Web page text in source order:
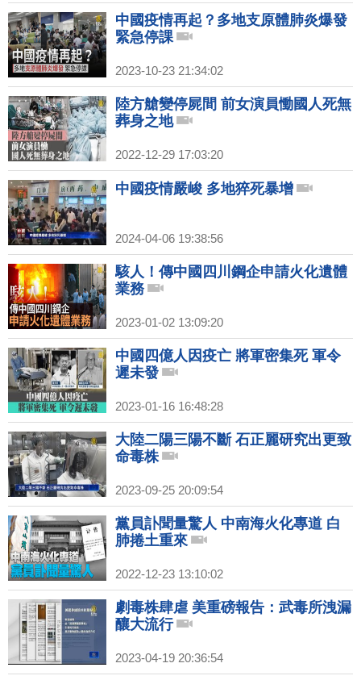
中國疫情再起？多地支原體肺炎爆發
緊急停課
2023-10-23 21:34:02
陸方艙變停屍間 前女演員慟國人死無
葬身之地
2022-12-29 17:03:20
中國疫情嚴峻 多地猝死暴增
2024-04-06 19:38:56
駭人！傳中國四川鋼企申請火化遺體
業務
2023-01-02 13:09:20
中國四億人因疫亡 將軍密集死 軍令
遲未發
2023-01-16 16:48:28
大陸二陽三陽不斷 石正麗研究出更致
命毒株
2023-09-25 20:09:54
黨員訃聞量驚人 中南海火化專道 白
肺捲土重來
2022-12-23 13:10:02
劇毒株肆虐 美重磅報告：武毒所洩漏
釀大流行
2023-04-19 20:36:54